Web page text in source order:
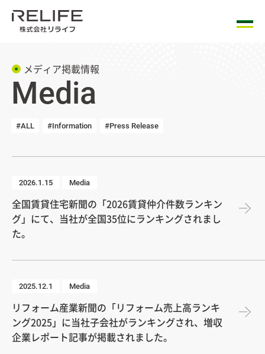
メディア掲載情報
Media
#ALL #Information #Press Release
2026.1.15 Media
全国賃貸住宅新聞の「2026賃貸仲介件数ランキン
グ」にて、当社が全国35位にランキングされまし
た。
2025.12.1 Media
リフォーム産業新聞の「リフォーム売上高ランキ
ング2025」に当社子会社がランキングされ、増収
企業レポート記事が掲載されました。